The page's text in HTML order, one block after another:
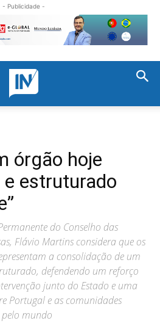
- Publicidade -
órgão hoje
estruturado
do Conselho das
Flávio Martins considera que os
a consolidação de um
defendendo um reforço
junto do Estado e uma
Portugal e as comunidades
mundo